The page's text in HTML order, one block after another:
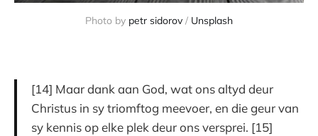
Photo by petr sidorov / Unsplash
[14] Maar dank aan God, wat ons altyd deur
Christus in sy triomftog meevoer, en die geur van
sy kennis op elke plek deur ons versprei. [15]